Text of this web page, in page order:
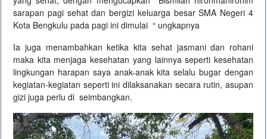
sarapan pagi sehat dan bergizi keluarga besar SMA Negeri 4
Kota Bengkulu pada pagi ini dimulai “ ungkapnya
Ia juga menambahkan ketika kita sehat jasmani dan rohani
maka kita menjaga kesehatan yang lainnya seperti kesehatan
lingkungan harapan saya anak-anak kita selalu bugar dengan
kegiatan-kegiatan seperti ini dilaksanakan secara rutin, asupan
gizi juga perlu di seimbangkan.